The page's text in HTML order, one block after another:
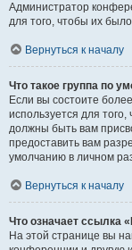
Администратор
для того, чтобы их
Вернуться к началу
Что такое группа по
Если вы состоите
используется для
должны быть вам
предоставить вам
умолчанию в личном
Вернуться к началу
Что означает ссылка
На этой странице вы